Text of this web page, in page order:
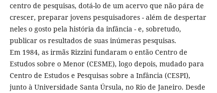
centro de pesquisas, dotá-lo de um acervo que não pára de
crescer, preparar jovens pesquisadores - além de despertar
neles o gosto pela história da infância - e, sobretudo,
publicar os resultados de suas inúmeras pesquisas.
Em 1984, as irmãs Rizzini fundaram o então Centro de
Estudos sobre o Menor (CESME), logo depois, mudado para
Centro de Estudos e Pesquisas sobre a Infância (CESPI),
junto à Universidade Santa Úrsula, no Rio de Janeiro. Desde